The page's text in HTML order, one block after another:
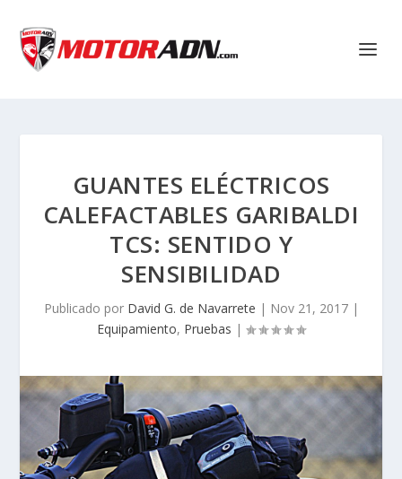
GUANTES ELÉCTRICOS
CALEFACTABLES GARIBALDI
TCS: SENTIDO Y
SENSIBILIDAD
Publicado por David G. de Navarrete | Nov 21, 2017|
Equipamiento, Pruebas |